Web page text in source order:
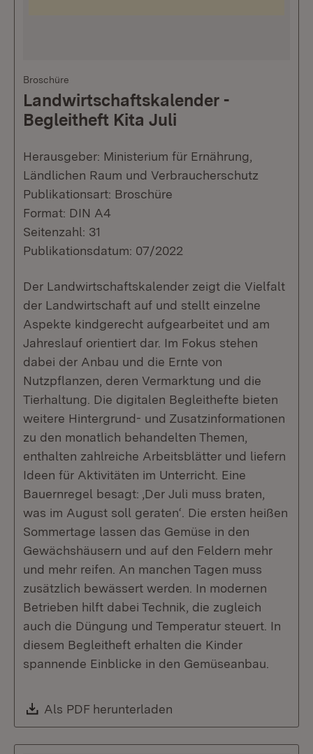
Broschüre
Landwirtschaftskalender -
Begleitheft Kita Juli
Herausgeber: Ministerium für Ernährung,
Ländlichen Raum und Verbraucherschutz
Publikationsart: Broschüre
Format: DIN A4
Seitenzahl: 31
Publikationsdatum: 07/2022
Der Landwirtschaftskalender zeigt die Vielfalt
der Landwirtschaft auf und stellt einzelne
Aspekte kindgerecht aufgearbeitet und am
Jahreslauf orientiert dar. Im Fokus stehen
dabei der Anbau und die Ernte von
Nutzpflanzen, deren Vermarktung und die
Tierhaltung. Die digitalen Begleithefte bieten
weitere Hintergrund- und Zusatzinformationen
zu den monatlich behandelten Themen,
enthalten zahlreiche Arbeitsblätter und liefern
Ideen für Aktivitäten im Unterricht. Eine
Bauernregel besagt: ‚Der Juli muss braten,
was im August soll geraten‘. Die ersten heißen
Sommertage lassen das Gemüse in den
Gewächshäusern und auf den Feldern mehr
und mehr reifen. An manchen Tagen muss
zusätzlich bewässert werden. In modernen
Betrieben hilft dabei Technik, die zugleich
auch die Düngung und Temperatur steuert. In
diesem Begleitheft erhalten die Kinder
spannende Einblicke in den Gemüseanbau.
Download:
Als PDF herunterladen